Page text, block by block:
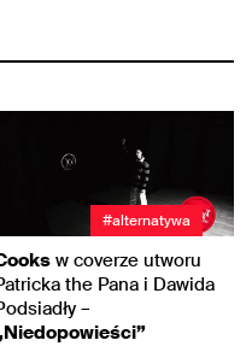
#alternatywa
w coverze utworu
the Pana i Dawida
–